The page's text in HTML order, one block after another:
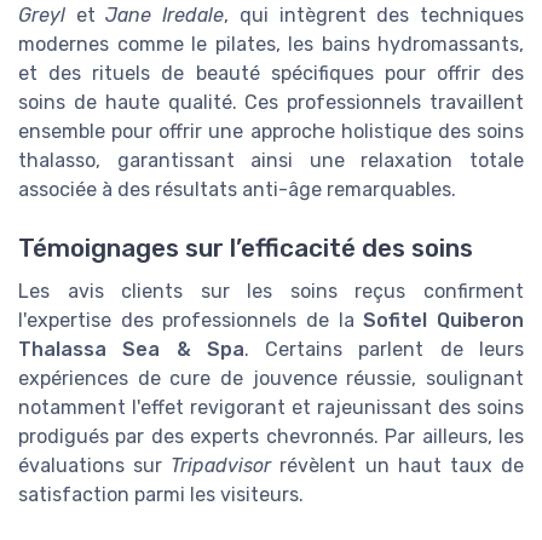
Greyl etJane Iredale, qui intègrent des techniques
modernes comme le pilates, les bains hydromassants,
et des rituels de beauté spécifiques pour offrir des
soins de haute qualité. Ces professionnels travaillent
ensemble pour offrir une approche holistique des soins
thalasso, garantissant ainsi une relaxation totale
associée à des résultats anti-âge remarquables.
Témoignages sur l’efficacité des soins
Les avis clients sur les soins reçus confirment
l'expertise des professionnels de laSofitel Quiberon
Thalassa Sea & Spa. Certains parlent de leurs
expériences de cure de jouvence réussie, soulignant
notamment l'effet revigorant et rajeunissant des soins
prodigués par des experts chevronnés. Par ailleurs, les
évaluations sur Tripadvisorrévèlent un haut taux de
satisfaction parmi les visiteurs.